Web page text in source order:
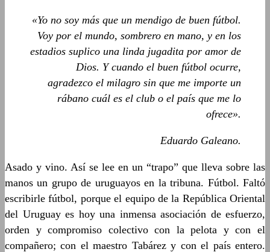
«Yo no soy más que un mendigo de buen fútbol.
Voy por el mundo, sombrero en mano, y en los
estadios suplico una linda jugadita por amor de
Dios. Y cuando el buen fútbol ocurre,
agradezco el milagro sin que me importe un
rábano cuál es el club o el país que me lo
ofrece».
Eduardo Galeano.
Asado y vino. Así se lee en un “trapo” que lleva sobre las
manos un grupo de uruguayos en la tribuna. Fútbol. Faltó
escribirle fútbol, porque el equipo de la República Oriental
del Uruguay es hoy una inmensa asociación de esfuerzo,
orden y compromiso colectivo con la pelota y con el
compañero; con el maestro Tabárez y con el país entero.